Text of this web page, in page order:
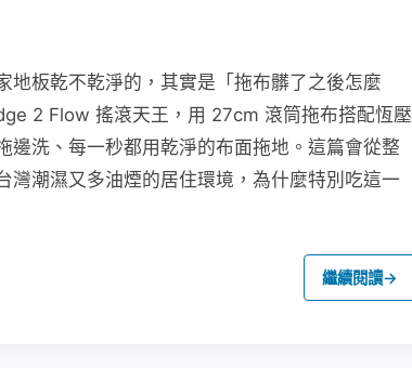
地板乾不乾淨的，其實是「拖布髒了之後怎麼
2 Flow 搖滾天王，用 27cm 滾筒拖布搭配恆壓
邊洗、每一秒都用乾淨的布面拖地。這篇會從整
灣潮濕又多油煙的居住環境，為什麼特別吃這一
繼續閱讀→